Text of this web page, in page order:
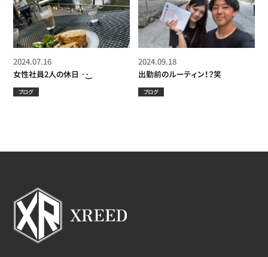
女性社員2人の休日‪ ·͜·
2024.07.16
ブログ
出勤前のルーティン！？笑
2024.09.18
ブログ